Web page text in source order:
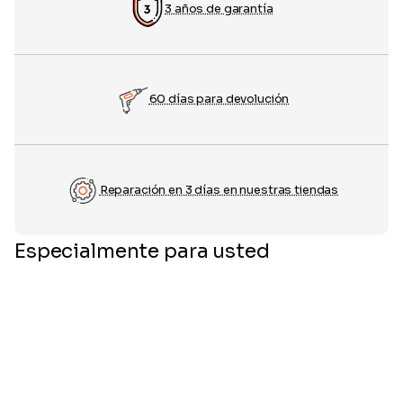
3 años de garantía
60 días para devolución
Reparación en 3 días en nuestras tiendas
Especialmente para usted